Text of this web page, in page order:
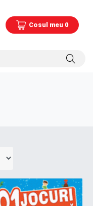
Cosul meu 0